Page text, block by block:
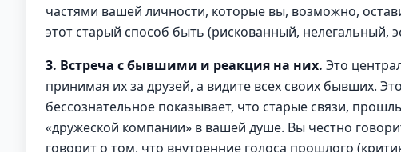
частями вашей личности, которые вы, возможно,
этот старый способ быть (рискованный, нелегальный,
3. Встреча с бывшими и реакция на них. Это
принимая их за друзей, а видите всех своих бывших.
бессознательное показывает, что старые связи,
«дружеской компании» в вашей душе. Вы честно
говорит о том, что внутренние голоса прошлого